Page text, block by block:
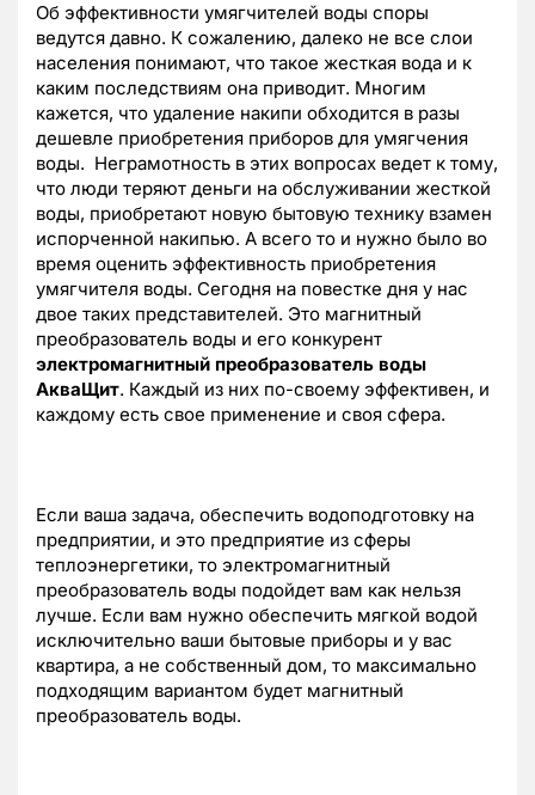
Об эффективности умягчителей воды споры
ведутся давно. К сожалению, далеко не все слои
населения понимают, что такое жесткая вода и к
каким последствиям она приводит. Многим
кажется, что удаление накипи обходится в разы
дешевле приобретения приборов для умягчения
воды. Неграмотность в этих вопросах ведет к тому,
что люди теряют деньги на обслуживании жесткой
воды, приобретают новую бытовую технику взамен
испорченной накипью. А всего то и нужно было во
время оценить эффективность приобретения
умягчителя воды. Сегодня на повестке дня у нас
двое таких представителей. Это магнитный
преобразователь воды и его конкурент
электромагнитный преобразователь воды
АкваЩит. Каждый из них по-своему эффективен, и
каждому есть свое применение и своя сфера.
Если ваша задача, обеспечить водоподготовку на
предприятии, и это предприятие из сферы
теплоэнергетики, то электромагнитный
преобразователь воды подойдет вам как нельзя
лучше. Если вам нужно обеспечить мягкой водой
исключительно ваши бытовые приборы и у вас
квартира, а не собственный дом, то максимально
подходящим вариантом будет магнитный
преобразователь воды.